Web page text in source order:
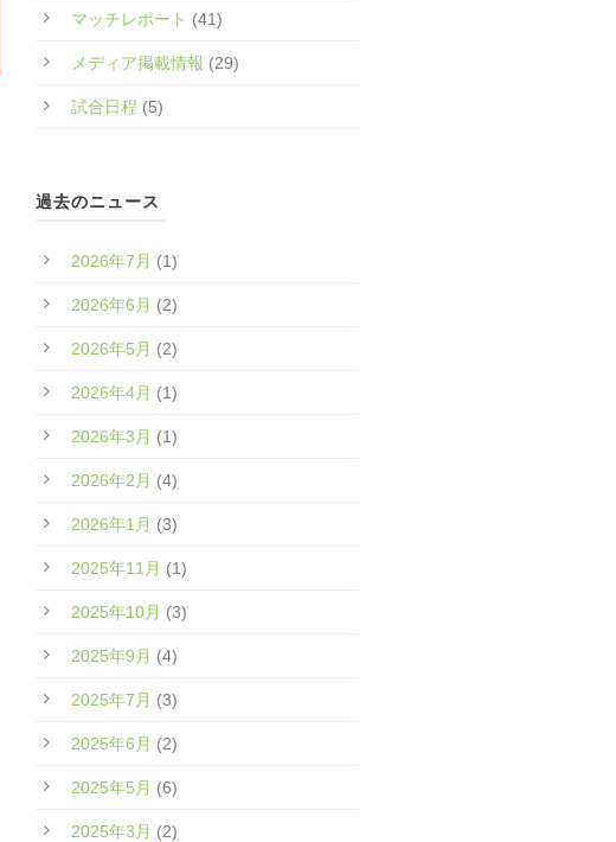
マッチレポート (41)
メディア掲載情報 (29)
試合日程 (5)
過去のニュース
2026年7月 (1)
2026年6月 (2)
2026年5月 (2)
2026年4月 (1)
2026年3月 (1)
2026年2月 (4)
2026年1月 (3)
2025年11月 (1)
2025年10月 (3)
2025年9月 (4)
2025年7月 (3)
2025年6月 (2)
2025年5月 (6)
2025年3月 (2)